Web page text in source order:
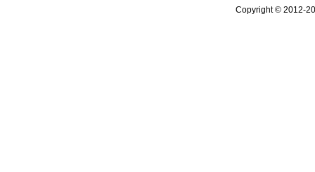
Copyright © 2012-